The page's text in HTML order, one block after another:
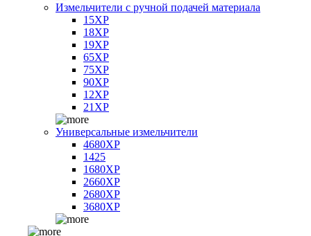
Измельчители с ручной подачей материала
15XP
18XP
19XP
65XP
75XP
90XP
12XP
21XP
Универсальные измельчители
4680XP
1425
1680XP
2660XP
2680XP
3680XP